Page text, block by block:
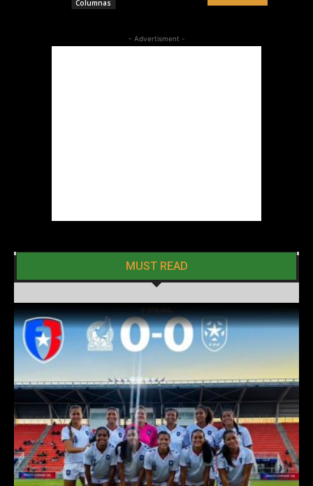
Columnas
- Advertisment -
MUST READ